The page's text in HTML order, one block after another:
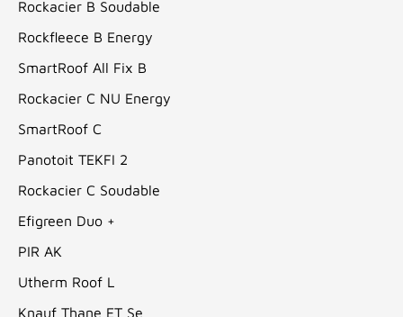
Rockacier B Soudable
Rockfleece B Energy
SmartRoof All Fix B
Rockacier C NU Energy
SmartRoof C
Panotoit TEKFI 2
Rockacier C Soudable
Efigreen Duo +
PIR AK
Utherm Roof L
Knauf Thane ET Se